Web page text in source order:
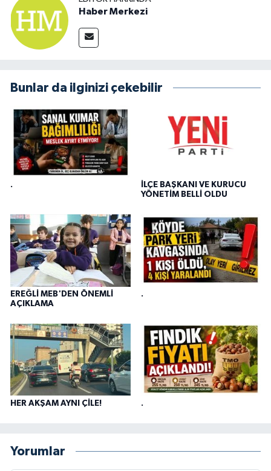
Haber Merkezi
Bunlar da ilginizi çekebilir
.
İLÇE BAŞKANI VE KURUCU
YÖNETİM BELLİ OLDU
EREĞLİ MEB'DEN ÖNEMLİ
AÇIKLAMA
.
HER AKŞAM AYNI ÇİLE! .
Yorumlar